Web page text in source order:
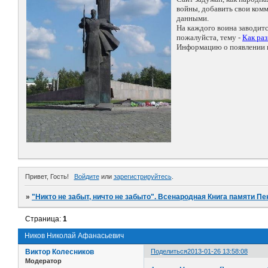
войны, добавить свои
данными.
На каждого воина
пожалуйста, тему - Как
Информацию о появлении
Привет, Гость! Войдитеили зарегистрируйтесь.
»"Никто не забыт, ничто не забыто". Всенародная Книга памяти
Ников Николай Афанасьевич
Страница:1
Поделиться2013-01-26 13:58:08
Виктор Колесников
Модератор